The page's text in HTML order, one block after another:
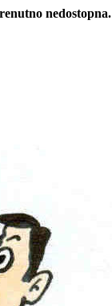
nedostopna.